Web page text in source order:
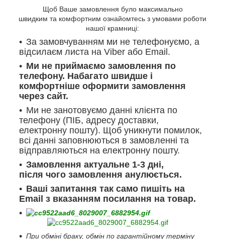
Щоб Ваше замовлення було максимально
швидким та комфортним ознайомтесь з умовами роботи
нашої крамниці:
За замовчуванням ми не телефонуємо, а
відсилаєм листа на Viber або Email.
Ми не приймаємо замовлення по
телефону. Набагато швидше і
комфортніше оформити замовлення
через сайт.
Ми не занотовуємо данні клієнта по
телефону (ПІБ, адресу доставки,
електронну пошту). Щоб уникнути помилок,
всі данні заповнюються в замовленні та
відправляються на електронну пошту.
Замовлення актуальне 1-3 дні,
після чого замовлення анулюється.
Ваші запитання так само пишіть на
Email з вказанням посилання на товар.
При обміні браку, обмін по гарантійному терміну